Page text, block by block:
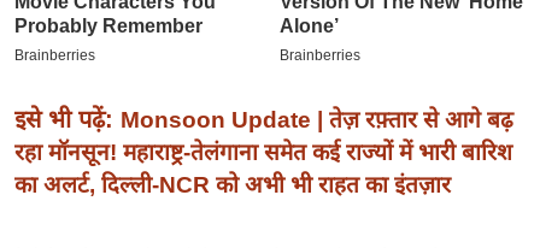
सा
ल
बे
मि
सा
इसे भी पढ़ें: Monsoon Update | तेज़ रफ़्तार से आगे बढ़
रहा मॉनसून! महाराष्ट्र-तेलंगाना समेत कई राज्यों में भारी बारिश
का अलर्ट, दिल्ली-NCR को अभी भी राहत का इंतज़ार